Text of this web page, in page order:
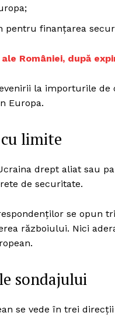
pentru finanțarea
României, după
la importurile
Europa.
limite
drept aliat sau
de securitate.
se opun
războiului. Nici
sondajului
se vede în trei